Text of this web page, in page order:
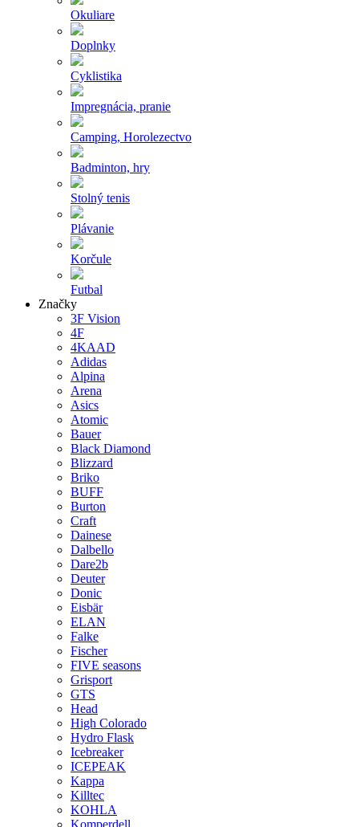
Okuliare
Doplnky
Cyklistika
Impregnácia, pranie
Camping, Horolezectvo
Badminton, hry
Stolný tenis
Plávanie
Korčule
Futbal
Značky
3F Vision
4F
4KAAD
Adidas
Alpina
Arena
Asics
Atomic
Bauer
Black Diamond
Blizzard
Briko
BUFF
Burton
Craft
Dainese
Dalbello
Dare2b
Deuter
Donic
Eisbär
ELAN
Falke
Fischer
FIVE seasons
Grisport
GTS
Head
High Colorado
Hydro Flask
Icebreaker
ICEPEAK
Kappa
Killtec
KOHLA
Komperdell